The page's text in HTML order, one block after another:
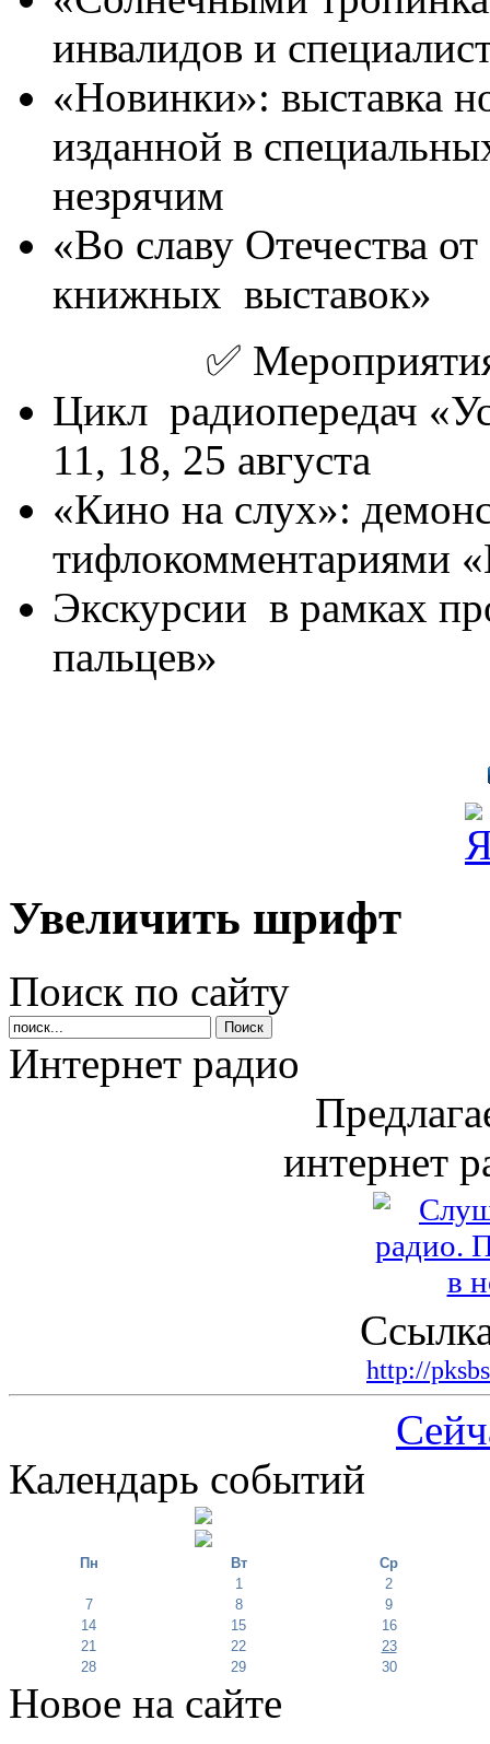
инвалидов и
«Новинки»: выставка
изданной в
незрячим
«Во славу Отечества
книжных выставок»
✅️
Цикл радиопередач
11, 18, 25 августа
«Кино на слух»:
тифлокомментариями
Экскурсии в рамках
пальцев»
Увеличить шрифт
Поиск по сайту
Интернет радио
интернет
http://
Календарь событий
Пн Вт
Ср
1
2
7
8
9
14
15
16
21
22
23
28
29 30
Новое на сайте